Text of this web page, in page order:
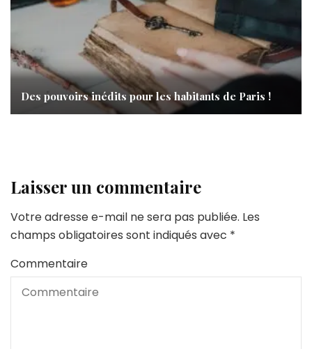
Des pouvoirs inédits pour les habitants de Paris !
Laisser un commentaire
Votre adresse e-mail ne sera pas publiée. Les
champs obligatoires sont indiqués avec *
Commentaire